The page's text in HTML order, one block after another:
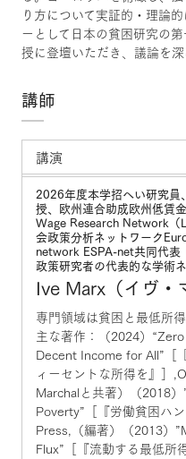
り方について実証的・理論
ーとして日本の貧困研究の
授に登壇いただき、議論を深
講師
講演
2026年度本学招へい研究員
授、欧州連合助成欧州低賃
Wage Research Network（
会政策分析ネットワーク
network ESPA-net共同代
政策研究者の代表的な学術
Ive Marx（イヴ・
専門領域は貧困と最低所得
主な著作：（2024）
Decent Income for All”［
ィーセントな所得を』］
Marchalと共著）（2018
Poverty”［『労働貧困ハ
Press,（編著）（2013）
Flux”［『流動する最低所